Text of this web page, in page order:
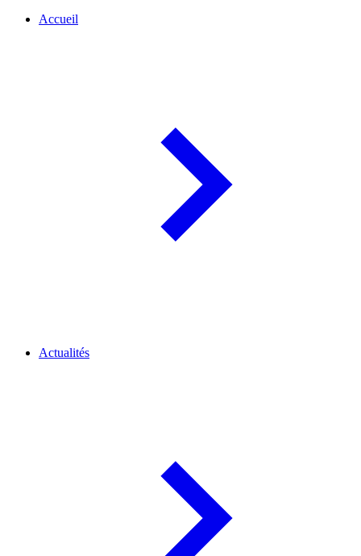
Accueil
Actualités